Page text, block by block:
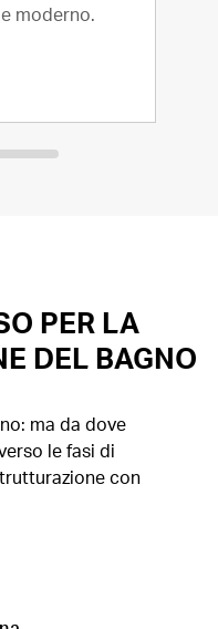
moderno.
PER LA
DEL BAGNO
ma da dove
le fasi di
con